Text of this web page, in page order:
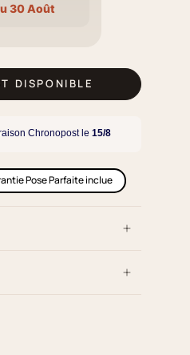
30 Août
DISPONIBLE
Chronopost le 15/8
Pose Parfaite inclue